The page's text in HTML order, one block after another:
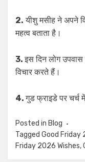
2. यीशु मसीह ने अपने
महत्व बताता है।
3.इस दिन लोग
विचार करते हैं।
4.गुड फ्राइडे पर चर्च में
Posted in Blog
Tagged Good Friday
Friday 2026 Wishes,